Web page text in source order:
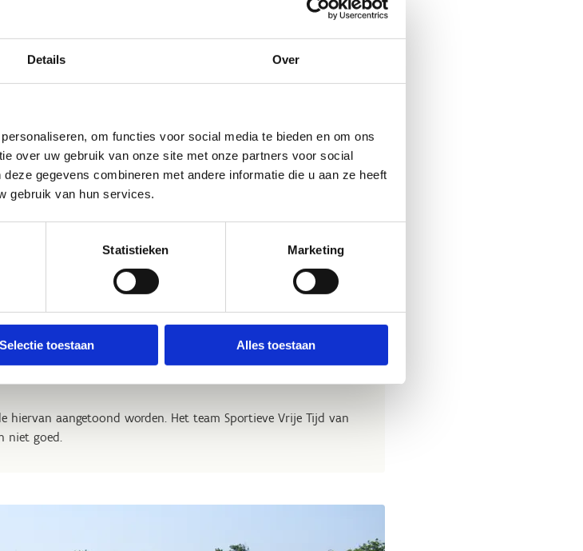
Details Over
om functies voor social media te bieden en om ons
over uw gebruik van onze site met onze partners voor social
gegevens combineren met andere informatie die u aan ze heeft
gebruik van hun services.
Statistieken Marketing
Selectie toestaan Alles toestaan
zijn van of beheerd worden door het Agentschap voor Natuur
gevolgd te worden.
looproute alsook het lokaal draagvlak moet worden
de plaatselijke (atletiek)club en loopgroep(en) als een
via o.a. Strava Metro.
en milieuadviesraden (via gemeentebesturen) wordt sterk
heeft zal dit bijdragen tot een kwalitatieve route en dat op
hiervan aangetoond worden. Het team Sportieve Vrije Tijd van
niet goed.